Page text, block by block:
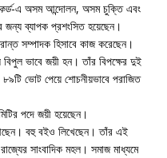
-এ অসম আন্দোলন, অসম চুক্তি এবং
জন্য ব্যাপক প্রশংসিত হয়েছেন।
সম্পাদক হিসাবে কাজ করেছেন।
বিপুল ভাবে জয়ী হন। তাঁর বিপক্ষের দুই
ভোট পেয়ে শোচনীয়ভাবে পরাজিত
পদে জয়ী হয়েছেন।
আছেন। বহু বইও লিখেছেন। তাঁর এই
সাংবাদিক মহল। সমাজ মাধ্যমে